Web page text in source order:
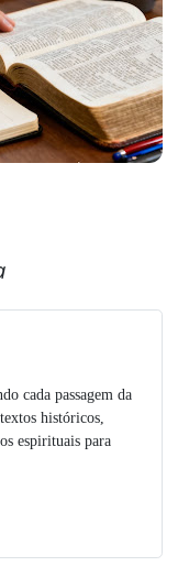
cada passagem da
históricos,
espirituais para